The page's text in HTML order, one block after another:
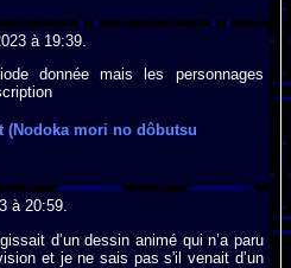
à 19:39.
donnée mais les personnages
(Nodoka mori no dôbutsu
à 20:59.
d’un dessin animé qui n’a paru
et je ne sais pas s'il venait d’un